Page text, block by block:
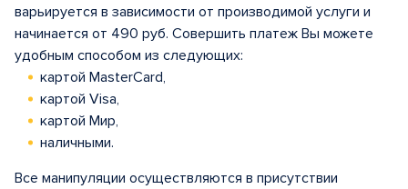
варьируется в зависимости от производимой услуги и
начинается от 490 руб. Совершить платеж Вы можете
удобным способом из следующих:
картой MasterCard,
картой Visa,
картой Мир,
наличными.
Все манипуляции осуществляются в присутствии